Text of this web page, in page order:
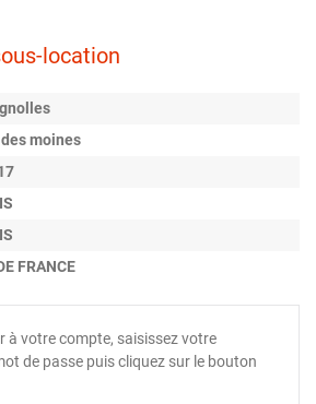
location
des moines
FRANCE
à votre compte, saisissez votre
de passe puis cliquez sur le bouton